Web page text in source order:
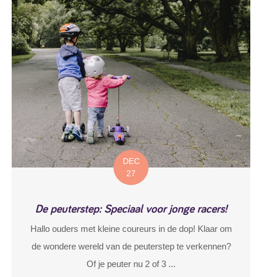
DEC
27
De peuterstep: Speciaal voor jonge racers!
Hallo ouders met kleine coureurs in de dop! Klaar om
de wondere wereld van de peuterstep te verkennen?
Of je peuter nu 2 of 3 ...